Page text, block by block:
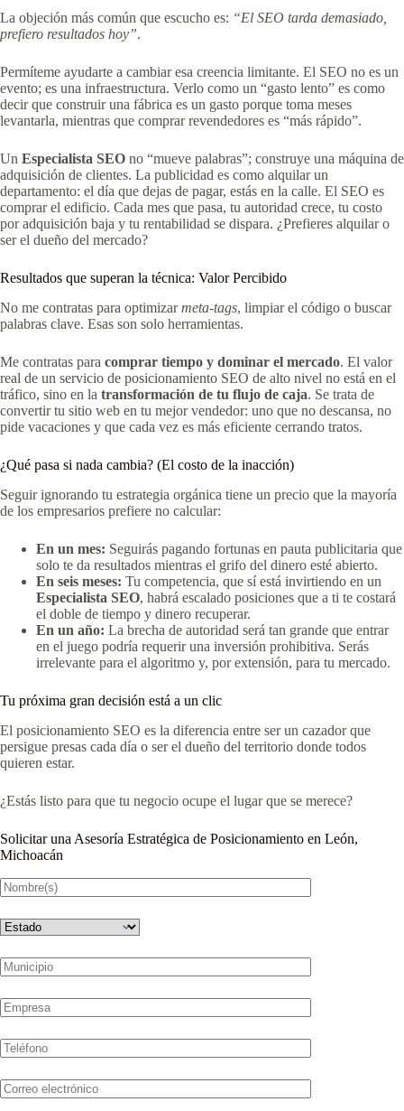
La objeción más común que escucho es: “El SEO tarda demasiado,
prefiero resultados hoy”.
Permíteme ayudarte a cambiar esa creencia limitante. El SEO no es un
evento; es una infraestructura. Verlo como un “gasto lento” es como
decir que construir una fábrica es un gasto porque toma meses
levantarla, mientras que comprar revendedores es “más rápido”.
Un Especialista SEO no “mueve palabras”; construye una máquina de
adquisición de clientes. La publicidad es como alquilar un
departamento: el día que dejas de pagar, estás en la calle. El SEO es
comprar el edificio. Cada mes que pasa, tu autoridad crece, tu costo
por adquisición baja y tu rentabilidad se dispara. ¿Prefieres alquilar o
ser el dueño del mercado?
Resultados que superan la técnica: Valor Percibido
No me contratas para optimizarmeta-tags, limpiar el código o buscar
palabras clave. Esas son solo herramientas.
Me contratas para comprar tiempo y dominar el mercado. El valor
real de un servicio de posicionamiento SEO de alto nivel no está en el
tráfico, sino en la transformación de tu flujo de caja. Se trata de
convertir tu sitio web en tu mejor vendedor: uno que no descansa, no
pide vacaciones y que cada vez es más eficiente cerrando tratos.
¿Qué pasa si nada cambia? (El costo de la inacción)
Seguir ignorando tu estrategia orgánica tiene un precio que la mayoría
de los empresarios prefiere no calcular:
En un mes: Seguirás pagando fortunas en pauta publicitaria que
solo te da resultados mientras el grifo del dinero esté abierto.
En seis meses: Tu competencia, que sí está invirtiendo en un
Especialista SEO, habrá escalado posiciones que a ti te costará
el doble de tiempo y dinero recuperar.
En un año: La brecha de autoridad será tan grande que entrar
en el juego podría requerir una inversión prohibitiva. Serás
irrelevante para el algoritmo y, por extensión, para tu mercado.
Tu próxima gran decisión está a un clic
El posicionamiento SEO es la diferencia entre ser un cazador que
persigue presas cada día o ser el dueño del territorio donde todos
quieren estar.
¿Estás listo para que tu negocio ocupe el lugar que se merece?
Solicitar una Asesoría Estratégica de Posicionamiento en León,
Michoacán